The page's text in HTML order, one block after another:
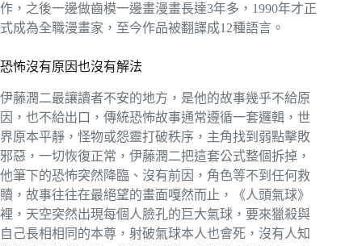
作，之後一邊做齒模一邊畫漫畫長達3年多，1990年才正
式成為全職漫畫家，至今作品被翻譯成12種語言。
恐怖沒有原因也沒有解法
伊藤潤二最讓讀者不安的地方，是他的故事幾乎不給原
因，也不給出口，傳統恐怖故事通常遵循一套邏輯，世
界原本平靜，怪物或怨靈打破秩序，主角找到弱點擊敗
邪惡，一切恢復正常，伊藤潤二把這套公式整個拆掉，
他筆下的恐怖突然降臨、沒有前因，角色等不到任何救
贖，故事往往在最絕望的畫面嘎然而止，《人頭氣球》
裡，天空突然出現每個人臉孔的巨大氣球，要來獵殺與
自己長相相同的本尊，射破氣球本人也會死，沒有人知